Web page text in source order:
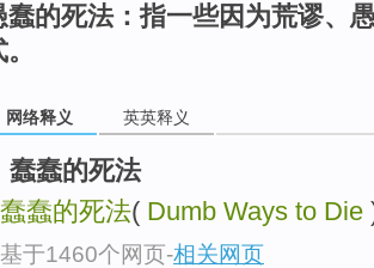
蠢的死法：指一些因为荒谬、
网络释义 英英释义
蠢蠢的死法
蠢蠢的死法( Dumb Ways to Die
基于1460个网页-相关网页